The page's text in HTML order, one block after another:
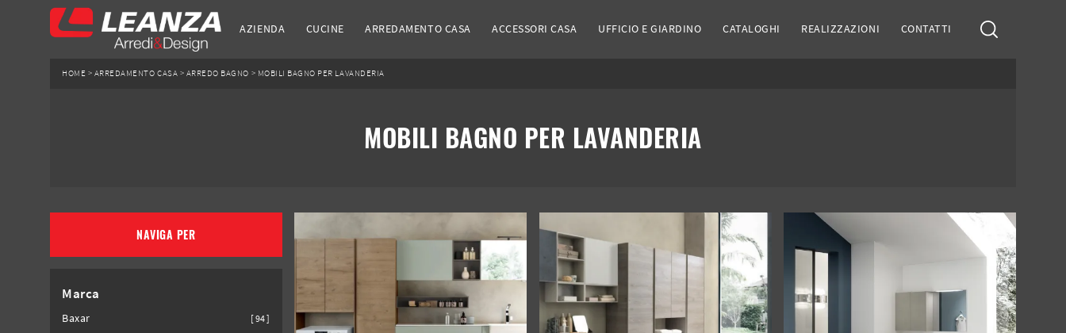
AZIENDA CUCINE ARREDAMENTO CASA ACCESSORI CASA UFFICIO E GIARDINO CATALOGHI REALIZZAZIONI CONTATTI
HOME > ARREDAMENTO CASA > ARREDO BAGNO > MOBILI BAGNO PER LAVANDERIA
MOBILI BAGNO PER LAVANDERIA
NAVIGA PER
Marca
Baxar 94